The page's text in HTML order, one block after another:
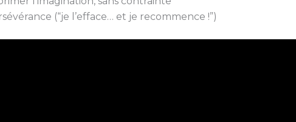
(“je l’efface… et je recommence !”)